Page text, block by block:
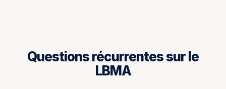
Questions récurrentes sur le
LBMA